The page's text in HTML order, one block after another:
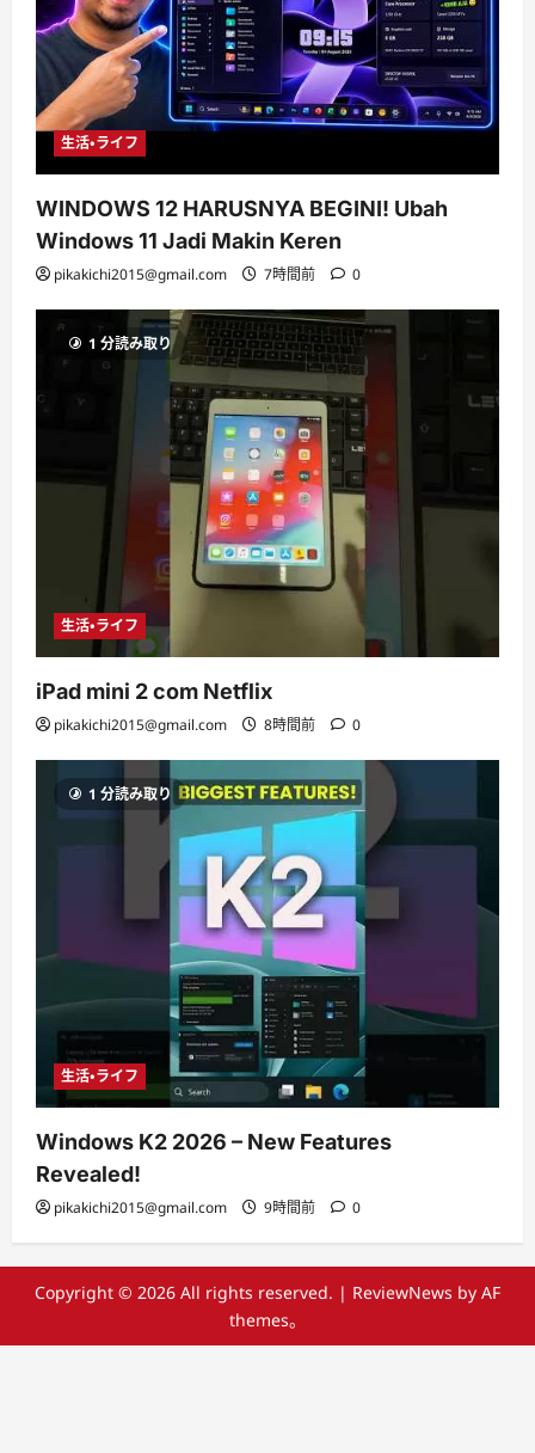
生活・ライフ
WINDOWS 12 HARUSNYA BEGINI! Ubah
Windows 11 Jadi Makin Keren
pikakichi2015@gmail.com 7時間前 0
1 分読み取り
生活・ライフ
iPad mini 2 com Netflix
pikakichi2015@gmail.com 8時間前 0
1 分読み取り
生活・ライフ
Windows K2 2026 – New Features
Revealed!
pikakichi2015@gmail.com 9時間前 0
Copyright © 2026 All rights reserved. | ReviewNews by AF
themes。